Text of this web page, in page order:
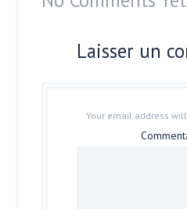
Laisser un
Your email address